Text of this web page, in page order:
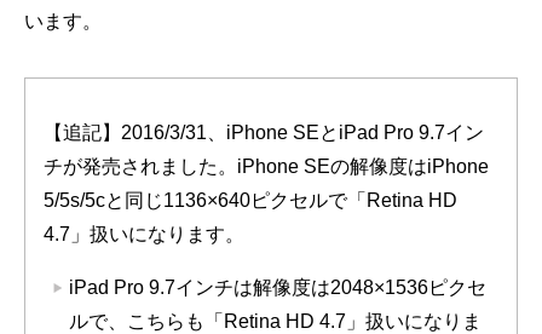
います。
【追記】2016/3/31、iPhone SEとiPad Pro 9.7イン
チが発売されました。iPhone SEの解像度はiPhone
5/5s/5cと同じ1136×640ピクセルで「Retina HD
4.7」扱いになります。
iPad Pro 9.7インチは解像度は2048×1536ピクセ
ルで、こちらも「Retina HD 4.7」扱いになりま